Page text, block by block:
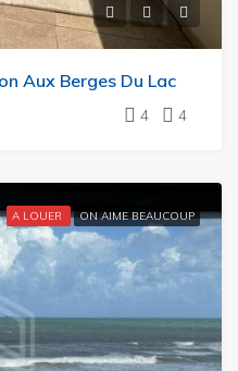
Aux Berges Du Lac
4 4
A LOUER ON AIME BEAUCOUP